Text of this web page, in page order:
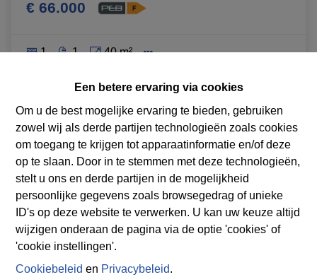
Een betere ervaring via cookies
Om u de best mogelijke ervaring te bieden, gebruiken
zowel wij als derde partijen technologieën zoals cookies
om toegang te krijgen tot apparaatinformatie en/of deze
op te slaan. Door in te stemmen met deze technologieën,
stelt u ons en derde partijen in de mogelijkheid
persoonlijke gegevens zoals browsegedrag of unieke
ID's op deze website te verwerken. U kan uw keuze altijd
wijzigen onderaan de pagina via de optie 'cookies' of
'cookie instellingen'.
Cookiebeleid en Privacybeleid.
€ 66.000
1 1 40 m²
OPTIE